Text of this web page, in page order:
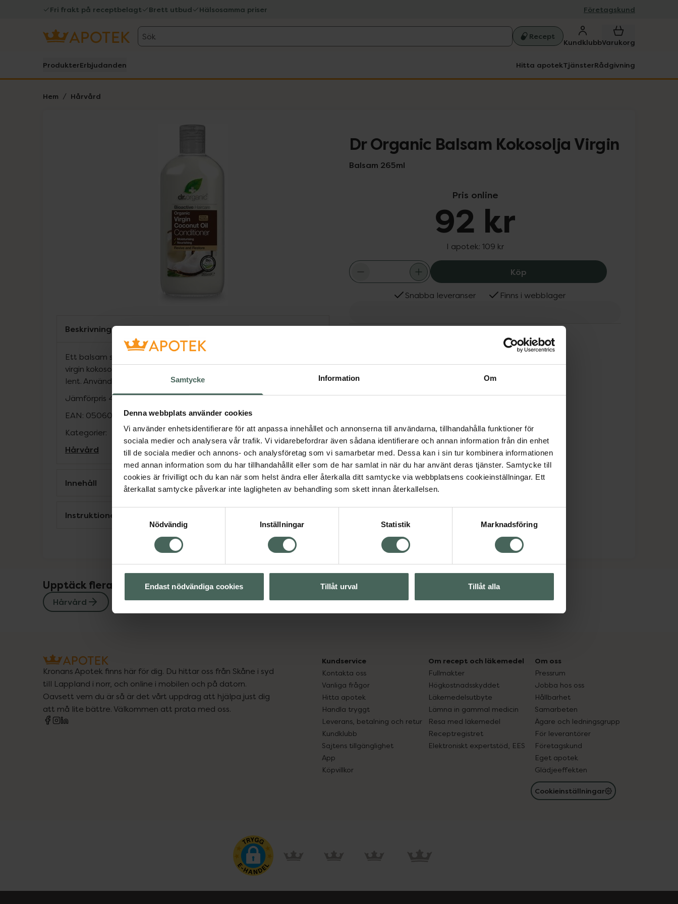
Samtycke Information Om
Denna webbplats använder cookies
Vi använder enhetsidentifierare för att anpassa innehållet och annonserna till användarna, tillhandahålla funktioner för
sociala medier och analysera vår trafik. Vi vidarebefordrar även sådana identifierare och annan information från din enhet
till de sociala medier och annons- och analysföretag som vi samarbetar med. Dessa kan i sin tur kombinera informationen
med annan information som du har tillhandahållit eller som de har samlat in när du har använt deras tjänster. Samtycke till
cookies är frivilligt och du kan när som helst ändra eller återkalla ditt samtycke via webbplatsens cookieinställningar. Ett
återkallat samtycke påverkar inte lagligheten av behandling som skett innan återkallelsen.
Samtyckesval
Nödvändig
Inställningar Statistik Marknadsföring
Endast nödvändiga cookies Tillåt urval Tillåt alla
Fri frakt på receptbelagt Brett utbud Hälsosamma priser Företagskund
Sök Recept
KundklubbVarukorg
ProdukterErbjudanden Hitta apotekTjänsterRådgivning
Hem Hårvård
Dr Organic Balsam Kokosolja Virgin
Balsam 265ml
Pris online
92 kr
I apotek: 109 kr
Köp Dr Organic Balsam Kokosolja Virgin,
Snabba leveranser Finns i webblager
Beskrivning Dölj
Ett balsam som både ger volym och skydd, baserad på ekologisk
virgin kokosola. Återfuktar och lämnar håret vackert glänsande och
lent. Använd tillsammans med dr organics schampo kokos virgin.
Jämförpris 411,32 kr/l
EAN: 05060176674981
Kategorier:
Hårvård
Innehåll Visa
Instruktioner
Upptäck flera produkter inom
Hårvård
Kronans Apotek finns här för dig. Du hittar oss från Skåne i syd
till Lappland i norr, och online i mobilen och på datorn.
Oavsett vem du är så är det vårt uppdrag att hjälpa just dig
att må lite bättre. Välkommen att prata med oss.
Kundservice
Kontakta oss
Vanliga frågor
Hitta apotek
Handla tryggt
Leverans, betalning och retur
Kundklubb
Sajtens tillgänglighet
App
Köpvillkor
Om recept och läkemedel
Fullmakter
Högkostnadsskyddet
Läkemedelsutbyte
Lämna in gammal medicin
Resa med läkemedel
Receptregistret
Elektroniskt expertstöd, EES
Om oss
Pressrum
Jobba hos oss
Hållbarhet
Samarbeten
Ägare och ledningsgrupp
För leverantörer
Företagskund
Eget apotek
Glädjeeffekten
Cookieinställningar